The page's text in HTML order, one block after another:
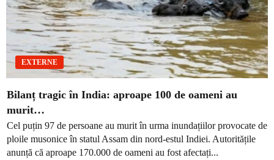
EXTERNE
Bilanț tragic în India: aproape 100 de oameni au
murit…
Cel puțin 97 de persoane au murit în urma inundațiilor provocate de
ploile musonice în statul Assam din nord-estul Indiei. Autoritățile
anunță că aproape 170.000 de oameni au fost afectați...